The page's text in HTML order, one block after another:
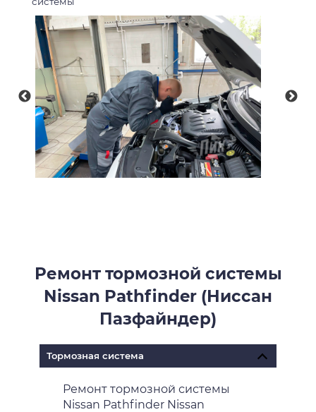
Ремонт тормозной системы
Nissan Pathfinder (Ниссан
Пазфайндер)
Тормозная система
Ремонт тормозной системы
Nissan Pathfinder Nissan